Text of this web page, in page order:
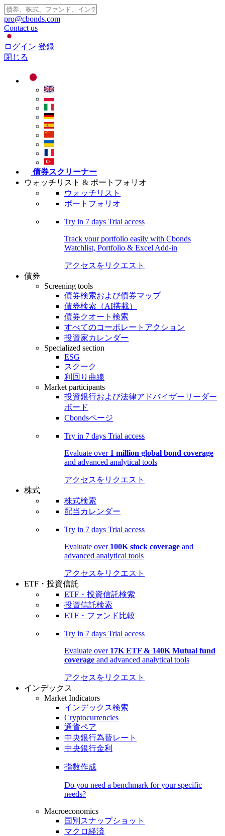
pro@cbonds.com
Contact us
ログイン 登録
閉じる
債券スクリーナー
ウォッチリスト & ポートフォリオ
ウォッチリスト
ポートフォリオ
Try in 7 days Trial access
Track your portfolio easily with Cbonds
Watchlist, Portfolio & Excel Add-in
アクセスをリクエスト
債券
Screening tools
債券検索および債券マップ
債券検索（AI搭載）
債券クオート検索
すべてのコーポレートアクション
投資家カレンダー
Specialized section
ESG
スクーク
利回り曲線
Market participants
投資銀行および法律アドバイザーリーダー
ボード
Cbondsページ
Try in 7 days Trial access
Evaluate over 1 million global bond coverage
and advanced analytical tools
アクセスをリクエスト
株式
株式検索
配当カレンダー
Try in 7 days Trial access
Evaluate over 100K stock coverage and
advanced analytical tools
アクセスをリクエスト
ETF・投資信託
ETF・投資信託検索
投資信託検索
ETF・ファンド比較
Try in 7 days Trial access
Evaluate over 17K ETF & 140K Mutual fund
coverage and advanced analytical tools
アクセスをリクエスト
インデックス
Market Indicators
インデックス検索
Cryptocurrencies
通貨ペア
中央銀行為替レート
中央銀行金利
指数作成
Do you need a benchmark for your specific
needs?
Macroeconomics
国別スナップショット
マクロ経済